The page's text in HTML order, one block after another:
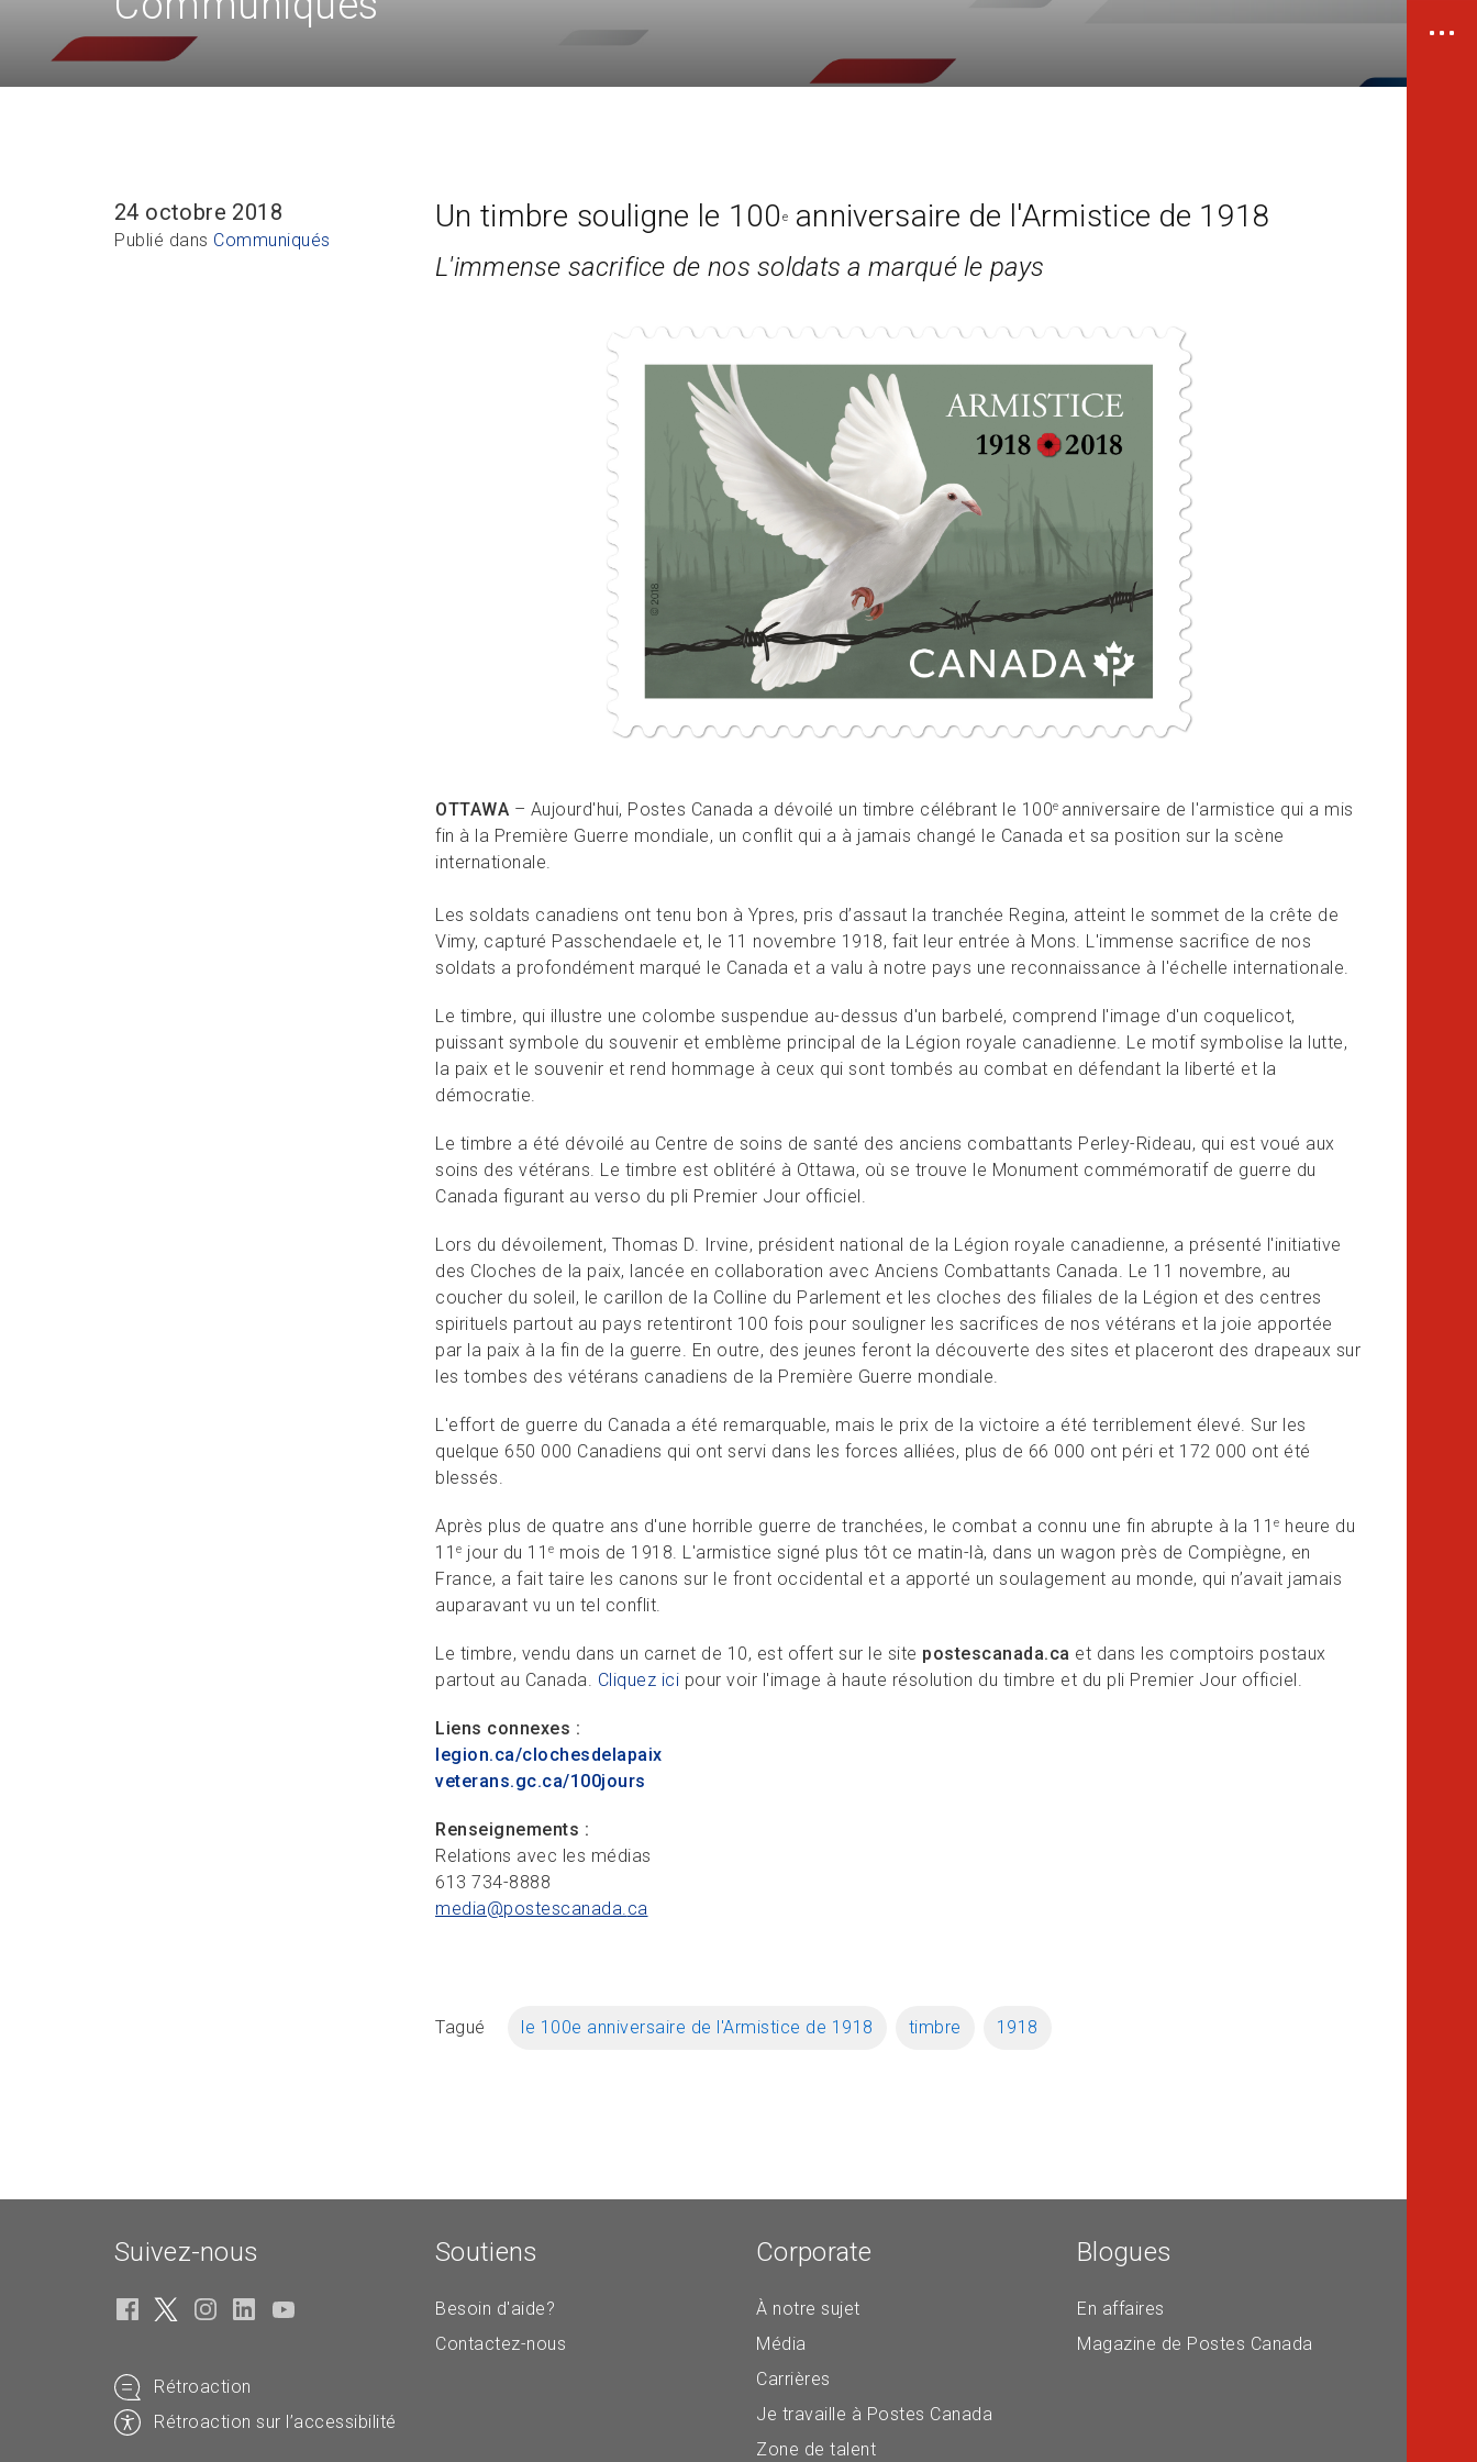
24 octobre 2018
Publié dans Communiqués
Un timbre souligne le 100 eanniversaire de l'Armistice de 1918
L'immense sacrifice de nos soldats a marqué le pays
OTTAWA – Aujourd'hui, Postes Canada a dévoilé un timbre célébrant le 100e anniversaire de l'armistice qui a mis
fin à la Première Guerre mondiale, un conflit qui a à jamais changé le Canada et sa position sur la scène
internationale.
Les soldats canadiens ont tenu bon à Ypres, pris d’assaut la tranchée Regina, atteint le sommet de la crête de
Vimy, capturé Passchendaele et, le 11 novembre 1918, fait leur entrée à Mons. L'immense sacrifice de nos
soldats a profondément marqué le Canada et a valu à notre pays une reconnaissance à l'échelle internationale.
Le timbre, qui illustre une colombe suspendue au-dessus d'un barbelé, comprend l'image d'un coquelicot,
puissant symbole du souvenir et emblème principal de la Légion royale canadienne. Le motif symbolise la lutte,
la paix et le souvenir et rend hommage à ceux qui sont tombés au combat en défendant la liberté et la
démocratie.
Le timbre a été dévoilé au Centre de soins de santé des anciens combattants Perley-Rideau, qui est voué aux
soins des vétérans. Le timbre est oblitéré à Ottawa, où se trouve le Monument commémoratif de guerre du
Canada figurant au verso du pli Premier Jour officiel.
Lors du dévoilement, Thomas D. Irvine, président national de la Légion royale canadienne, a présenté l'initiative
des Cloches de la paix, lancée en collaboration avec Anciens Combattants Canada. Le 11 novembre, au
coucher du soleil, le carillon de la Colline du Parlement et les cloches des filiales de la Légion et des centres
spirituels partout au pays retentiront 100 fois pour souligner les sacrifices de nos vétérans et la joie apportée
par la paix à la fin de la guerre. En outre, des jeunes feront la découverte des sites et placeront des drapeaux sur
les tombes des vétérans canadiens de la Première Guerre mondiale.
L'effort de guerre du Canada a été remarquable, mais le prix de la victoire a été terriblement élevé. Sur les
quelque 650 000 Canadiens qui ont servi dans les forces alliées, plus de 66 000 ont péri et 172 000 ont été
blessés.
Après plus de quatre ans d'une horrible guerre de tranchées, le combat a connu une fin abrupte à la 11 e heure du
11 e jour du 11 e mois de 1918. L'armistice signé plus tôt ce matin-là, dans un wagon près de Compiègne, en
France, a fait taire les canons sur le front occidental et a apporté un soulagement au monde, qui n’avait jamais
auparavant vu un tel conflit.
Le timbre, vendu dans un carnet de 10, est offert sur le site postescanada.ca et dans les comptoirs postaux
partout au Canada. Cliquez ici pour voir l'image à haute résolution du timbre et du pli Premier Jour officiel.
Liens connexes :
legion.ca/clochesdelapaix
veterans.gc.ca/100jours
Renseignements :
Relations avec les médias
613 734-8888
media@postescanada.ca
Tagué le 100e anniversaire de l'Armistice de 1918 timbre 1918
Suivez-nous
Rétroaction
Rétroaction sur l’accessibilité
Soutiens
Besoin d'aide?
Contactez-nous
Corporate
À notre sujet
Média
Carrières
Je travaille à Postes Canada
Zone de talent
Blogues
En affaires
Magazine de Postes Canada